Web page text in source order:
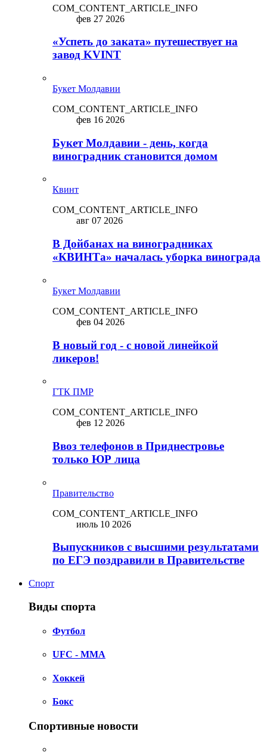
COM_CONTENT_ARTICLE_INFO
фев 27 2026
«Успеть до заката» путешествует на
завод KVINT
Букет Молдавии
COM_CONTENT_ARTICLE_INFO
фев 16 2026
Букет Молдавии - день, когда
виноградник становится домом
Квинт
COM_CONTENT_ARTICLE_INFO
авг 07 2026
В Дойбанах на виноградниках
«КВИНТа» началась уборка винограда
Букет Молдавии
COM_CONTENT_ARTICLE_INFO
фев 04 2026
В новый год - с новой линейкой
ликepoв!
ГТК ПМР
COM_CONTENT_ARTICLE_INFO
фев 12 2026
Ввоз телефонов в Приднестровье
только ЮР лица
Правительство
COM_CONTENT_ARTICLE_INFO
июль 10 2026
Выпускников с высшими результатами
по ЕГЭ поздравили в Правительстве
Спорт
Виды спорта
Футбол
UFC - MMA
Хоккей
Бокс
Спортивные новости